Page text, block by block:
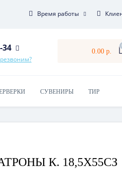
Время работы
34 0.00 р.
СУВЕНИРЫ ТИР
К. 18,5Х55СЗ